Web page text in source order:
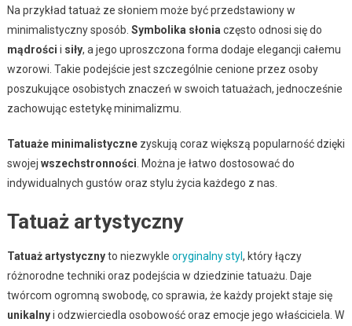
Na przykład tatuaż ze słoniem może być przedstawiony w
minimalistyczny sposób. Symbolika słonia często odnosi się do
mądrości i siły, a jego uproszczona forma dodaje elegancji całemu
wzorowi. Takie podejście jest szczególnie cenione przez osoby
poszukujące osobistych znaczeń w swoich tatuażach, jednocześnie
zachowując estetykę minimalizmu.
Tatuaże minimalistycznezyskują coraz większą popularność dzięki
swojej wszechstronności . Można je łatwo dostosować do
indywidualnych gustów oraz stylu życia każdego z nas.
Tatuaż artystyczny
Tatuaż artystycznyto niezwykle oryginalny styl, który łączy
różnorodne techniki oraz podejścia w dziedzinie tatuażu. Daje
twórcom ogromną swobodę, co sprawia, że każdy projekt staje się
unikalnyi odzwierciedla osobowość oraz emocje jego właściciela. W